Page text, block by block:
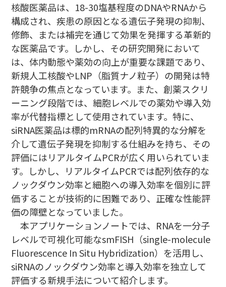
核酸医薬品は、18-30塩基程度のDNAやRNAから
構成され、疾患の原因となる遺伝子発現の抑制、
修飾、または補完を通じて効果を発揮する革新的
な医薬品です。しかし、その研究開発において
は、体内動態や薬効の向上が重要な課題であり、
新規人工核酸やLNP（脂質ナノ粒子）の開発は特
許競争の焦点となっています。また、創薬スクリ
ーニング段階では、細胞レベルでの薬効や導入効
率が代替指標として使用されています。特に、
siRNA医薬品は標的mRNAの配列特異的な分解を
介して遺伝子発現を抑制する仕組みを持ち、その
評価にはリアルタイムPCRが広く用いられていま
す。しかし、リアルタイムPCRでは配列依存的な
ノックダウン効率と細胞への導入効率を個別に評
価することが技術的に困難であり、正確な性能評
価の障壁となっていました。
本アプリケーションノートでは、RNAを一分子
レベルで可視化可能なsmFISH（single-molecule
Fluorescence In Situ Hybridization）を活用し、
siRNAのノックダウン効率と導入効率を独立して
評価する新規手法について紹介します。